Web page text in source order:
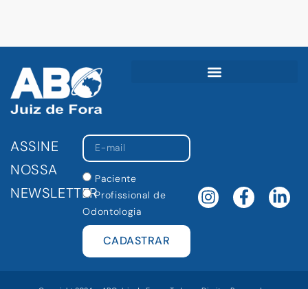
ASSINE
NOSSA
NEWSLETTER
Paciente
Profissional de
Odontologia
CADASTRAR